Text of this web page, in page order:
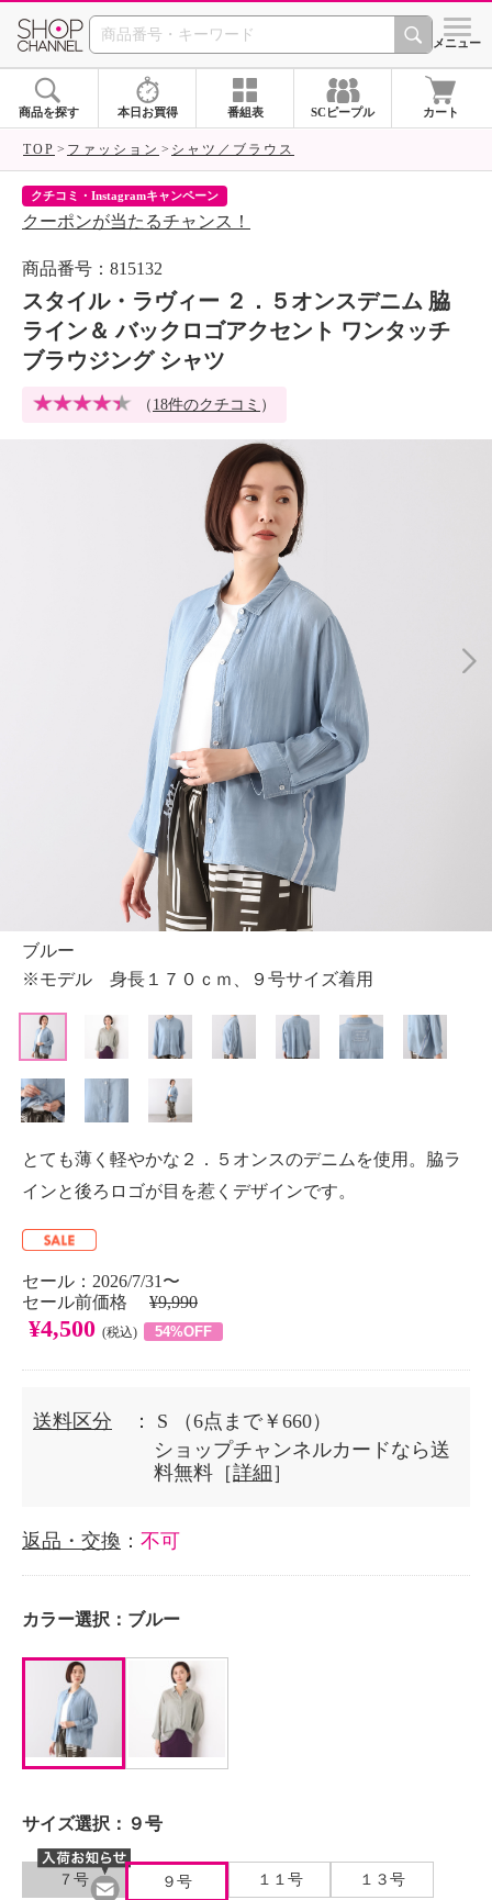
SHOP CHANNEL シメニュー
商品を探す 本日お買得 番組表 SCピープル カート
TOP ファッション シャツ／ブラウス
クチコミ・Instagramキャンペーン
クーポンが当たるチャンス！
商品番号：815132
スタイル・ラヴィー ２．５オンスデニム 脇
ライン＆ バックロゴアクセント ワンタッチ
ブラウジング シャツ
（ 18件のクチコミ ）
ブルー
※モデル 身長１７０ｃｍ、９号サイズ着用
とても薄く軽やかな２．５オンスのデニムを使用。脇ラ
インと後ろロゴが目を惹くデザインです。
セール：2026/7/31〜
セール前価格 ¥9,990
¥4,500 (税込) 54%OFF
送料区分 ： S
（6点まで￥660）
ショップチャンネルカードなら送
料無料［詳細 ］
返品・交換 ： 不可
カラー選択： ブルー
サイズ選択： ９号
７号 ９号 １１号 １３号